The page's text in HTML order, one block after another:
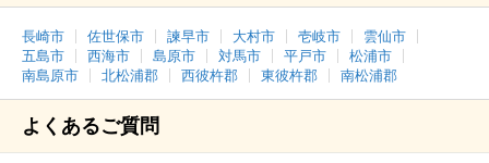
長崎市 佐世保市 諫早市 大村市 壱岐市
雲仙市
五島市
西海市 島原市 対馬市 平戸市
松浦市
南島原市
北松浦郡 西彼杵郡 東彼杵郡 南松浦郡
よくあるご質問